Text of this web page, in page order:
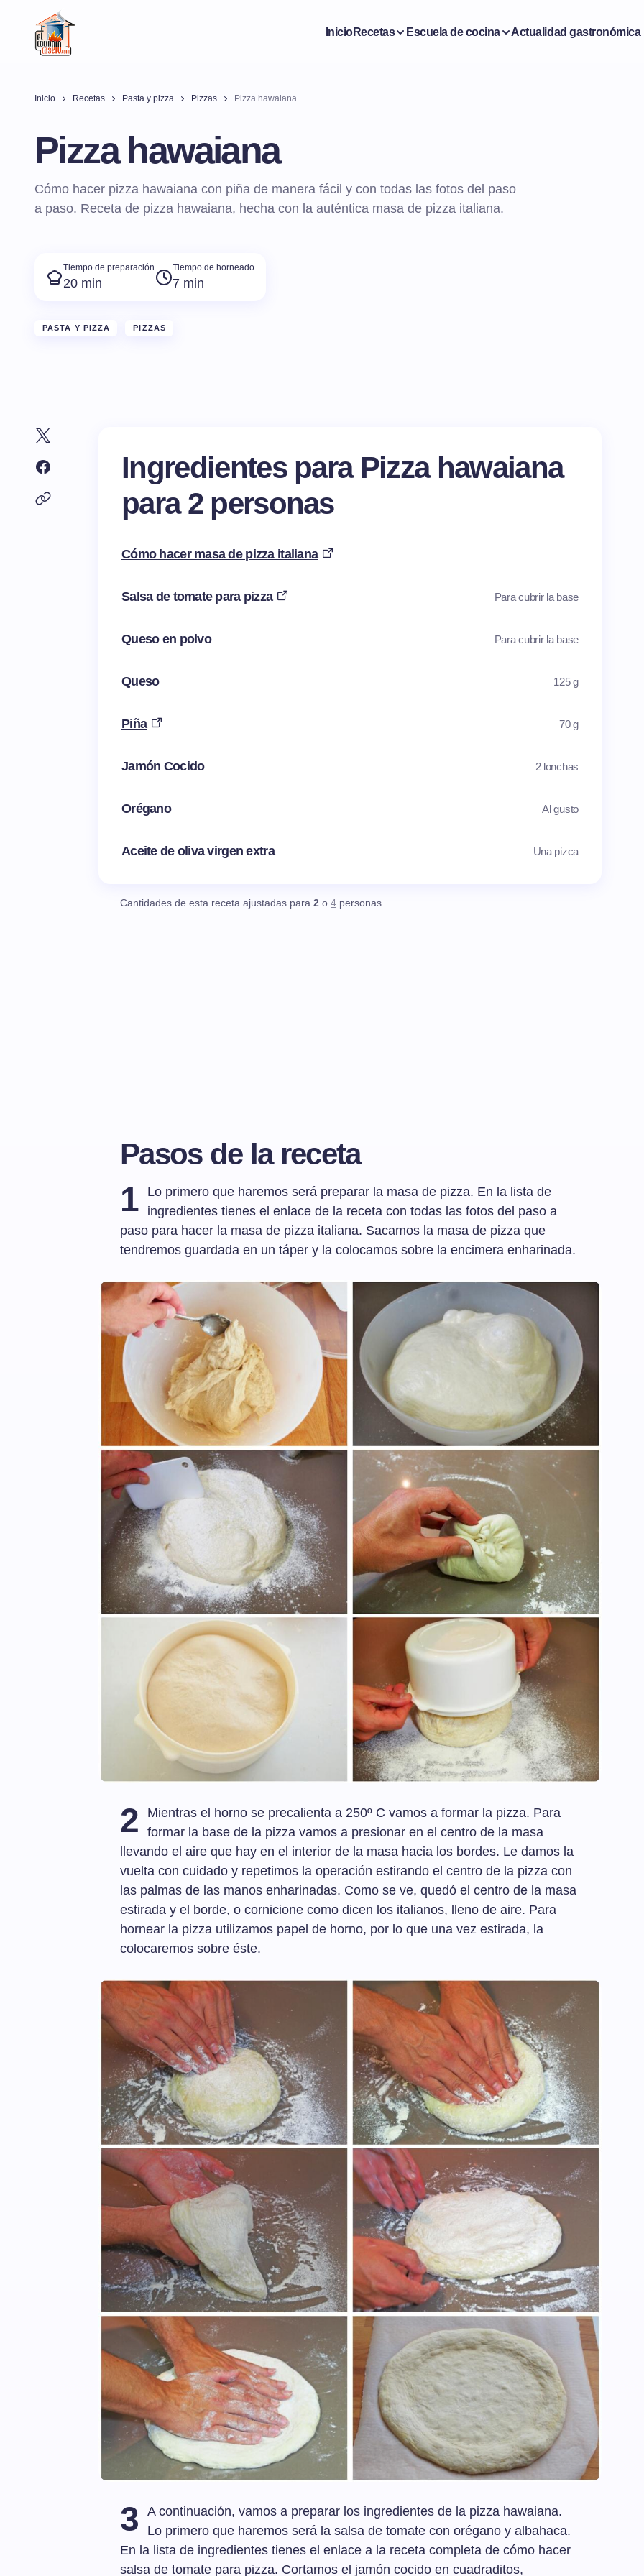
InicioRecetas Escuela de cocina Actualidad gastronómica
Inicio Recetas Pasta y pizza Pizzas Pizza hawaiana
Pizza hawaiana
Cómo hacer pizza hawaiana con piña de manera fácil y con todas las fotos del paso
a paso. Receta de pizza hawaiana, hecha con la auténtica masa de pizza italiana.
Tiempo de preparación
20 min
Tiempo de horneado
7 min
PASTA Y PIZZA PIZZAS
Ingredientes para Pizza hawaiana
para 2 personas
Cómo hacer masa de pizza italiana
Salsa de tomate para pizza Para cubrir la base
Queso en polvo Para cubrir la base
Queso 125 g
Piña 70 g
Jamón Cocido 2 lonchas
Orégano Al gusto
Aceite de oliva virgen extra Una pizca
Cantidades de esta receta ajustadas para 2 o 4 personas.
Pasos de la receta
1
Lo primero que haremos será preparar la masa de pizza. En la lista de
ingredientes tienes el enlace de la receta con todas las fotos del paso a
paso para hacer la masa de pizza italiana. Sacamos la masa de pizza que
tendremos guardada en un táper y la colocamos sobre la encimera enharinada.
2
Mientras el horno se precalienta a 250º C vamos a formar la pizza. Para
formar la base de la pizza vamos a presionar en el centro de la masa
llevando el aire que hay en el interior de la masa hacia los bordes. Le damos la
vuelta con cuidado y repetimos la operación estirando el centro de la pizza con
las palmas de las manos enharinadas. Como se ve, quedó el centro de la masa
estirada y el borde, o cornicione como dicen los italianos, lleno de aire. Para
hornear la pizza utilizamos papel de horno, por lo que una vez estirada, la
colocaremos sobre éste.
3
A continuación, vamos a preparar los ingredientes de la pizza hawaiana.
Lo primero que haremos será la salsa de tomate con orégano y albahaca.
En la lista de ingredientes tienes el enlace a la receta completa de cómo hacer
salsa de tomate para pizza. Cortamos el jamón cocido en cuadraditos,